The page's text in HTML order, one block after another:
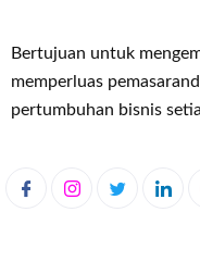
Bertujuan untuk
memperluas pemasaran
pertumbuhan bisnis